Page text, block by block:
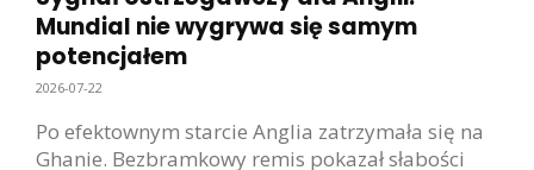
Mundial nie wygrywa się samym
potencjałem
2026-07-22
Po efektownym starcie Anglia zatrzymała się na
Ghanie. Bezbramkowy remis pokazał słabości